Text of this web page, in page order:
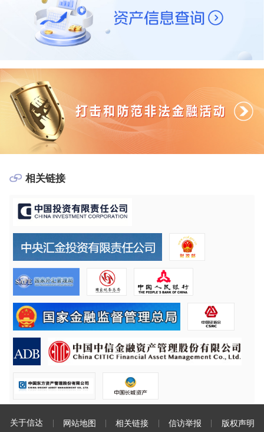
相关链接
关于信达 网站地图 相关链接 信访举报 版权声明